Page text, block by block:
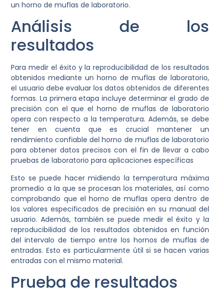
un horno de muflas de laboratorio.
Análisis de los
resultados
Para medir el éxito y la reproducibilidad de los resultados
obtenidos mediante un horno de muflas de laboratorio,
el usuario debe evaluar los datos obtenidos de diferentes
formas. La primera etapa incluye determinar el grado de
precisión con el que el horno de muflas de laboratorio
opera con respecto a la temperatura. Además, se debe
tener en cuenta que es crucial mantener un
rendimiento confiable del horno de muflas de laboratorio
para obtener datos precisos con el fin de llevar a cabo
pruebas de laboratorio para aplicaciones específicas
Esto se puede hacer midiendo la temperatura máxima
promedio a la que se procesan los materiales, así como
comprobando que el horno de muflas opera dentro de
los valores especificados de precisión en su manual del
usuario. Además, también se puede medir el éxito y la
reproducibilidad de los resultados obtenidos en función
del intervalo de tiempo entre los hornos de muflas de
entradas. Esto es particularmente útil si se hacen varias
entradas con el mismo material.
Prueba de resultados